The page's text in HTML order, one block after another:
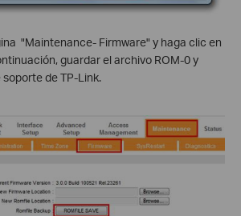
"Maintenance- Firmware" y haga clic en
guardar el archivo ROM-0 y
de TP-Link.